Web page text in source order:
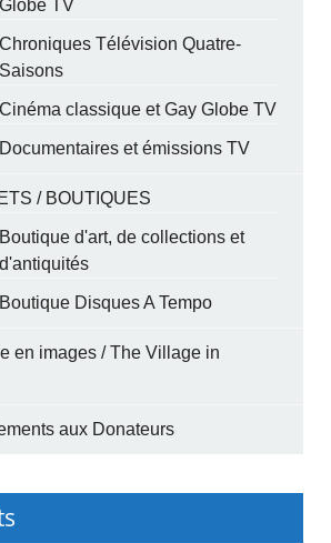
Globe TV
Chroniques Télévision Quatre-
Saisons
Cinéma classique et Gay Globe TV
Documentaires et émissions TV
/ BOUTIQUES
Boutique d'art, de collections et
d'antiquités
Boutique Disques A Tempo
en images / The Village in
aux Donateurs